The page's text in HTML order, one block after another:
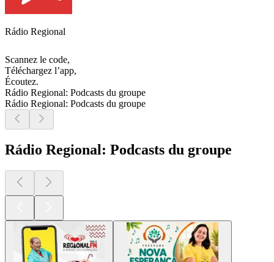
Rádio Regional
Scannez le code,
Téléchargez l’app,
Écoutez.
Rádio Regional: Podcasts du groupe
Rádio Regional: Podcasts du groupe
Rádio Regional: Podcasts du groupe